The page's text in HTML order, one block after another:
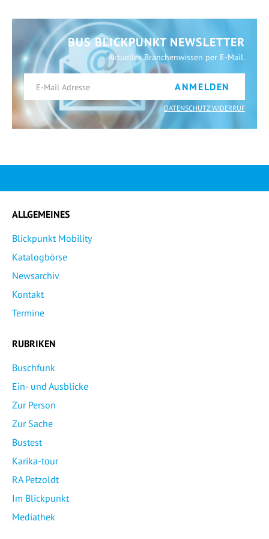
BUS BLICKPUNKT NEWSLETTER
Aktuelles Branchenwissen per E-Mail.
ANMELDEN
DATENSCHUTZ WIDERRUF
ALLGEMEINES
Blickpunkt Mobility
Katalogbörse
Newsarchiv
Kontakt
Termine
RUBRIKEN
Buschfunk
Ein- und Ausblicke
Zur Person
Zur Sache
Bustest
Karika-tour
RA Petzoldt
Im Blickpunkt
Mediathek